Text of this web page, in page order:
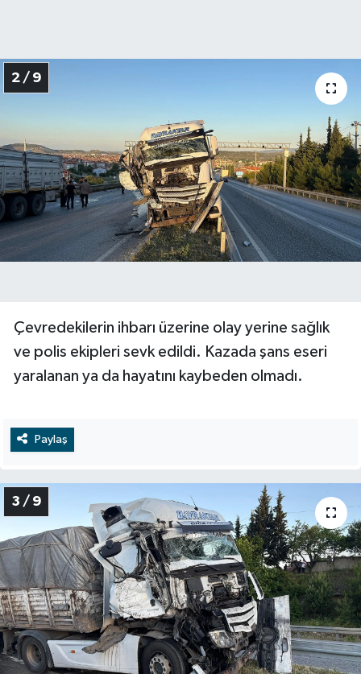
2 / 9
Çevredekilerin ihbarı üzerine olay yerine sağlık
ve polis ekipleri sevk edildi. Kazada şans eseri
yaralanan ya da hayatını kaybeden olmadı.
Paylaş
3 / 9